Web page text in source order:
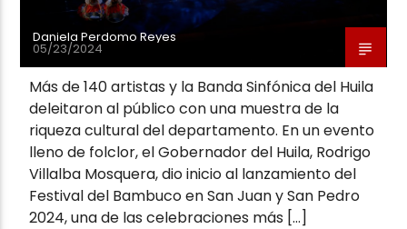
Daniela Perdomo Reyes
05/23/2024
Más de 140 artistas y la Banda Sinfónica del Huila
deleitaron al público con una muestra de la
riqueza cultural del departamento. En un evento
lleno de folclor, el Gobernador del Huila, Rodrigo
Villalba Mosquera, dio inicio al lanzamiento del
Festival del Bambuco en San Juan y San Pedro
2024, una de las celebraciones más […]